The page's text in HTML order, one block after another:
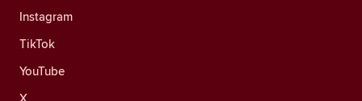
Instagram
TikTok
YouTube